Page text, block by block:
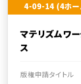
4-09-14 (4ホ
マテリズムワ
ス
版権申請タイトル